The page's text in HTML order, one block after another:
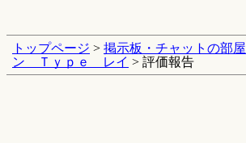
トップページ > 掲示板・チャットの部屋
ン Ｔｙｐｅ レイ > 評価報告